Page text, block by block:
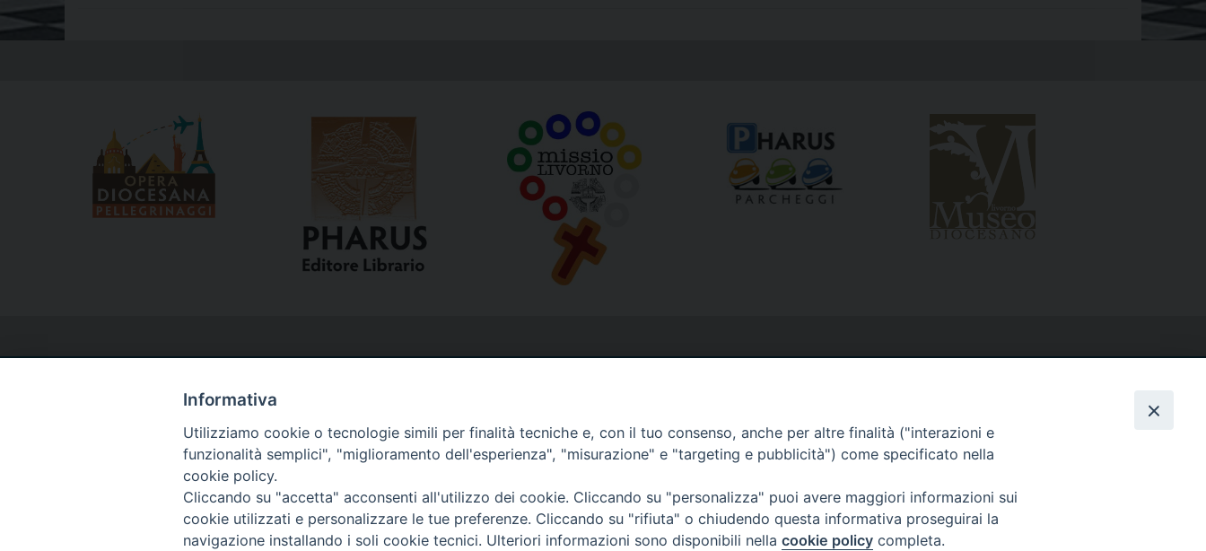
Via del Seminario, 61 - 57122 Livorno LI
Tel. 0586 276211
Informativa
Utilizziamo cookie o tecnologie simili per finalità tecniche e, con il tuo consenso, anche per altre finalità ("interazioni e
funzionalità semplici", "miglioramento dell'esperienza", "misurazione" e "targeting e pubblicità") come specificato nella
cookie policy.
Cliccando su "accetta" acconsenti all'utilizzo dei cookie. Cliccando su "personalizza" puoi avere maggiori informazioni sui
cookie utilizzati e personalizzare le tue preferenze. Cliccando su "rifiuta" o chiudendo questa informativa proseguirai la
navigazione installando i soli cookie tecnici. Ulteriori informazioni sono disponibili nella cookie policy completa.